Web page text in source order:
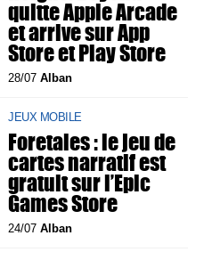
quitte Apple Arcade
et arrive sur App
Store et Play Store
28/07Alban
JEUX MOBILE
Foretales : le jeu de
cartes narratif est
gratuit sur l’Epic
Games Store
24/07Alban